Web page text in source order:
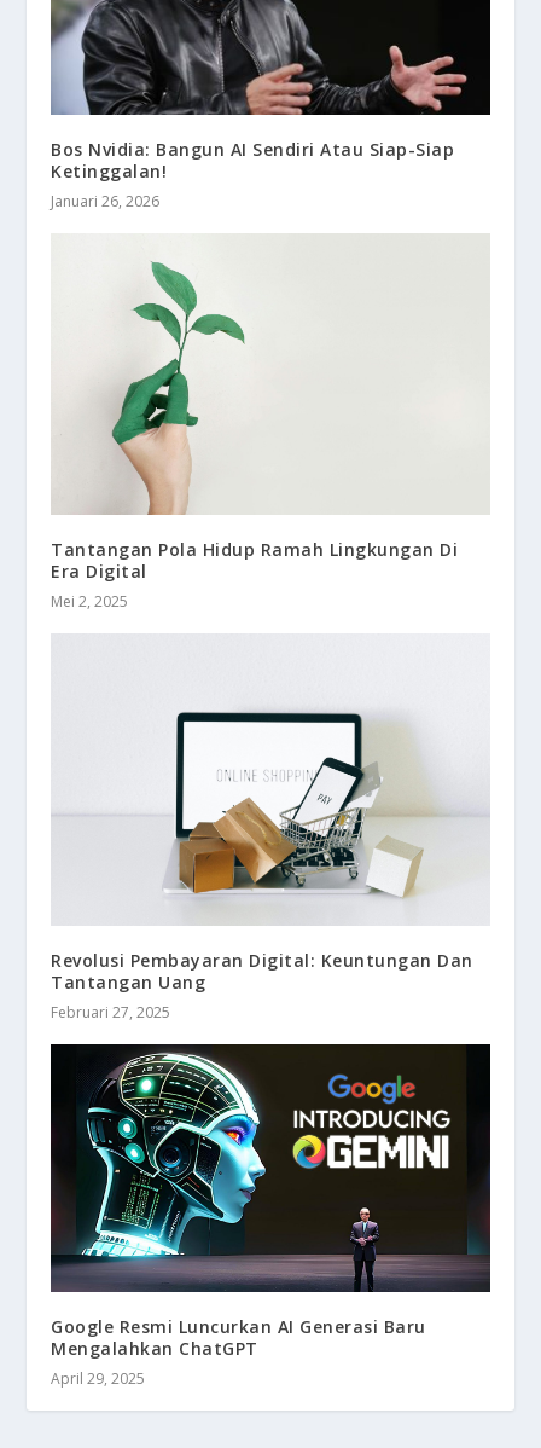
Bos Nvidia: Bangun AI Sendiri Atau Siap-Siap
Ketinggalan!
Januari 26, 2026
Tantangan Pola Hidup Ramah Lingkungan Di
Era Digital
Mei 2, 2025
Revolusi Pembayaran Digital: Keuntungan Dan
Tantangan Uang
Februari 27, 2025
Google Resmi Luncurkan AI Generasi Baru
Mengalahkan ChatGPT
April 29, 2025